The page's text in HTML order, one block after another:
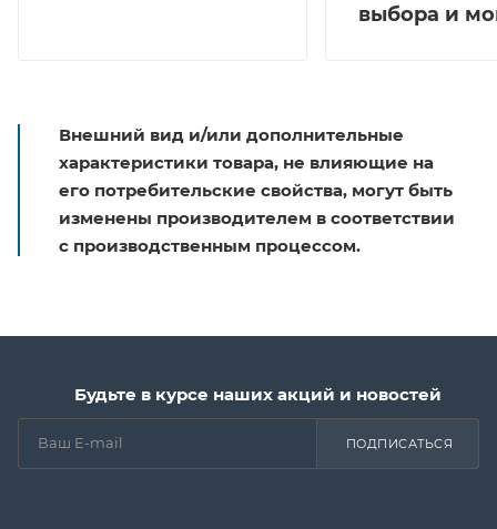
выбора и
Внешний вид и/или дополнительные
характеристики товара, не влияющие на
его потребительские свойства, могут быть
изменены производителем в соответствии
с производственным процессом.
Будьте в курсе наших акций и новостей
ПОДПИСАТЬСЯ